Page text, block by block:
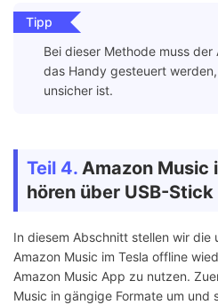
Tipp
Bei dieser Methode muss
das Handy gesteuert
unsicher ist.
Teil 4. Amazon Music
hören über USB-Stick
In diesem Abschnitt stellen wir die
Amazon Music im Tesla offline
Amazon Music App zu nutzen.
Music in gängige Formate um und